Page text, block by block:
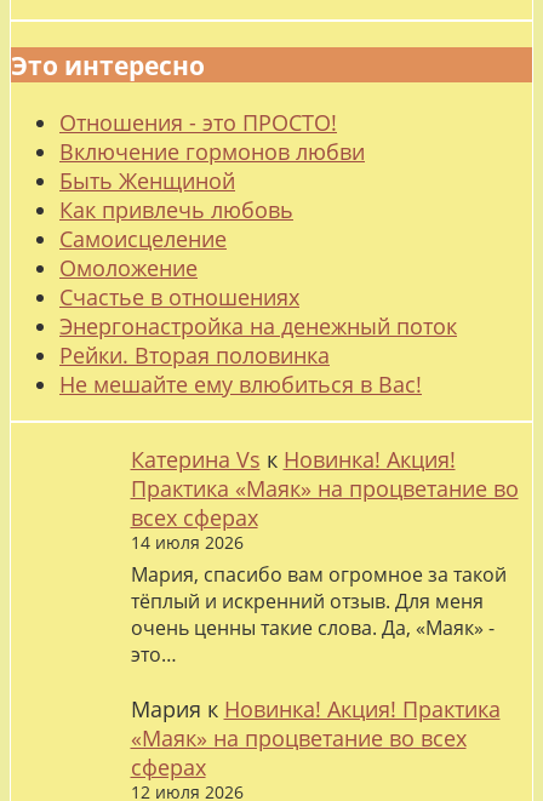
Это интересно
Отношения - это ПРОСТО!
Включение гормонов любви
Быть Женщиной
Как привлечь любовь
Самоисцеление
Омоложение
Счастье в отношениях
Энергонастройка на денежный поток
Рейки. Вторая половинка
Не мешайте ему влюбиться в Вас!
Катерина Vs к Новинка! Акция!
Практика «Маяк» на процветание во
всех сферах
14 июля 2026
Мария, спасибо вам огромное за такой
тёплый и искренний отзыв. Для меня
очень ценны такие слова. Да, «Маяк» -
это…
Мария к Новинка! Акция! Практика
«Маяк» на процветание во всех
сферах
12 июля 2026